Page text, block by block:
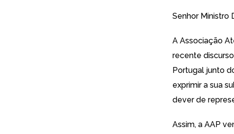
Senhor Ministro
A Associação
recente
Portugal junto
exprimir a sua
dever de
Assim, a AAP